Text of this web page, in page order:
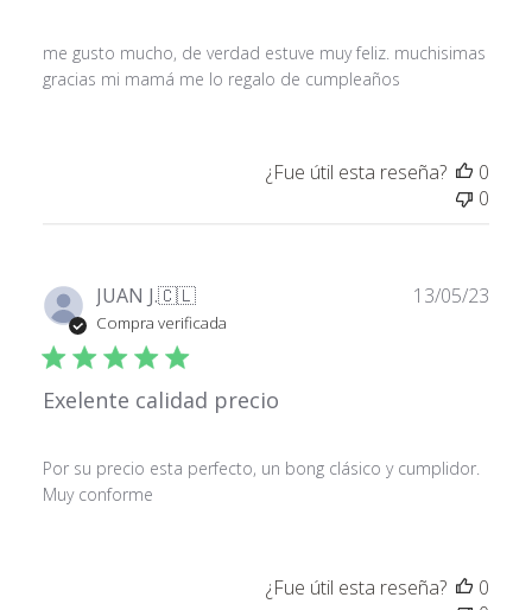
me gusto mucho, de verdad estuve muy feliz. muchisimas
gracias mi mamá me lo regalo de cumpleaños
¿Fue útil esta reseña?
0
0
JUAN J.🇨🇱
Compra verificada
Exelente calidad precio
Por su precio esta perfecto, un bong clásico y cumplidor.
Muy conforme
13/05/23
¿Fue útil esta reseña?
0